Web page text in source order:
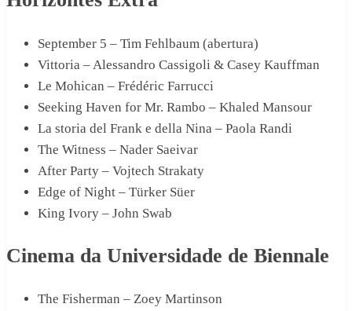
September 5 – Tim Fehlbaum (abertura)
Vittoria – Alessandro Cassigoli & Casey Kauffman
Le Mohican – Frédéric Farrucci
Seeking Haven for Mr. Rambo – Khaled Mansour
La storia del Frank e della Nina – Paola Randi
The Witness – Nader Saeivar
After Party – Vojtech Strakaty
Edge of Night – Türker Süer
King Ivory – John Swab
Cinema da Universidade de Biennale
The Fisherman – Zoey Martinson